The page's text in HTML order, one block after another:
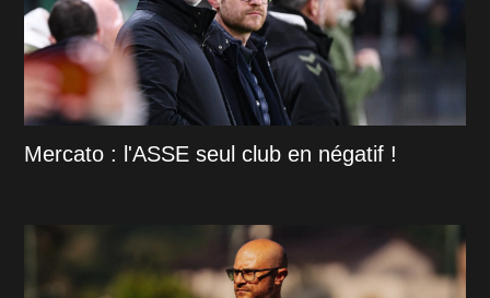
Mercato : l'ASSE seul club en négatif !